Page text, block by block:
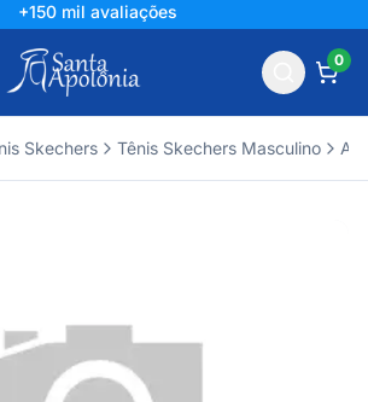
+150 mil avaliações
0
Skechers Tênis Skechers Masculino